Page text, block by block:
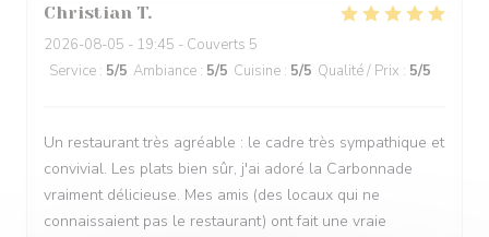
Christian T
2026-08-05 - 19:45 - Couverts 5
Service : 5/5 Ambiance : 5/5 Cuisine : 5/5 Qualité / Prix : 5/5
Un restaurant très agréable : le cadre très sympathique et
convivial. Les plats bien sûr, j'ai adoré la Carbonnade
vraiment délicieuse. Mes amis (des locaux qui ne
connaissaient pas le restaurant) ont fait une vraie